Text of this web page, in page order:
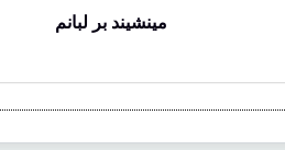
مینشیند بر لبانم